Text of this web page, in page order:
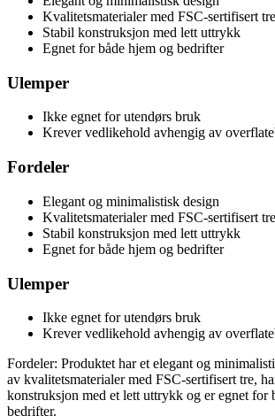
Kvalitetsmaterialer med FSC-sertifisert tre
Stabil konstruksjon med lett uttrykk
Egnet for både hjem og bedrifter
Ulemper
Ikke egnet for utendørs bruk
Krever vedlikehold avhengig av
Fordeler
Elegant og minimalistisk design
Kvalitetsmaterialer med FSC-sertifisert tre
Stabil konstruksjon med lett uttrykk
Egnet for både hjem og bedrifter
Ulemper
Ikke egnet for utendørs bruk
Krever vedlikehold avhengig av
Fordeler: Produktet har et elegant og
av kvalitetsmaterialer med FSC-sertifisert tre,
konstruksjon med et lett uttrykk og er egnet for
bedrifter.